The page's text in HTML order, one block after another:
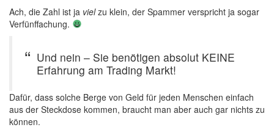
Ach, die Zahl ist ja vielzu klein, der Spammer verspricht ja sogar
Verfünffachung.
Und nein – Sie benötigen absolut KEINE
Erfahrung am Trading Markt!
Dafür, dass solche Berge von Geld für jeden Menschen einfach
aus der Steckdose kommen, braucht man aber auch gar nichts zu
können.